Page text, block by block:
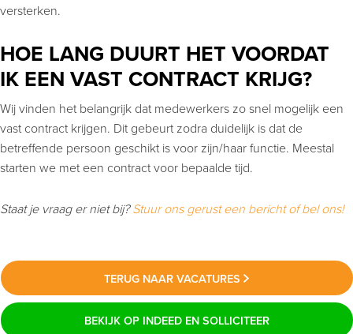
versterken.
HOE LANG DUURT HET VOORDAT
IK EEN VAST CONTRACT KRIJG?
Wij vinden het belangrijk dat medewerkers zo snel mogelijk een
vast contract krijgen. Dit gebeurt zodra duidelijk is dat de
betreffende persoon geschikt is voor zijn/haar functie. Meestal
starten we met een contract voor bepaalde tijd.
Staat je vraag er niet bij?Stuur ons gerust een bericht of bel ons!
TERUG NAAR VACATURES
BEKIJK OP INDEED EN SOLLICITEER